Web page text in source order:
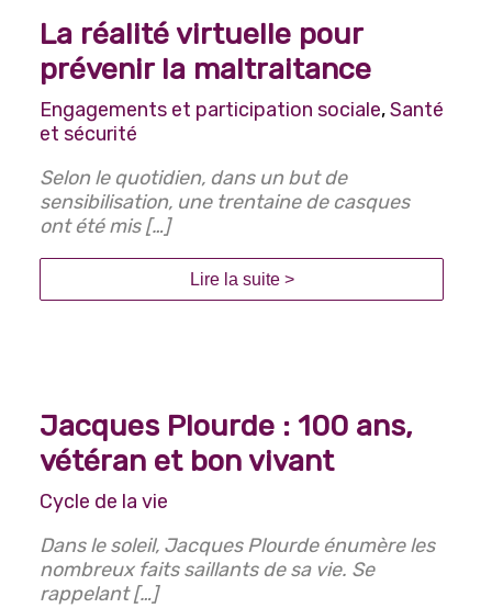
Jeux
Bingo
Mise en forme et sports récréatifs
Mise en forme
Voyages
Santé et bien-être
Cognition
Mobilité et autonomie
Santé bucco-dentaire
Sommeil
La réalité virtuelle pour
prévenir la maltraitance
Engagements et participation sociale,Santé
et sécurité
Selon le quotidien, dans un but de
sensibilisation, une trentaine de casques
ont été mis […]
Lire la suite >
Jacques Plourde : 100 ans,
vétéran et bon vivant
Cycle de la vie
Dans le soleil, Jacques Plourde énumère les
nombreux faits saillants de sa vie. Se
rappelant […]